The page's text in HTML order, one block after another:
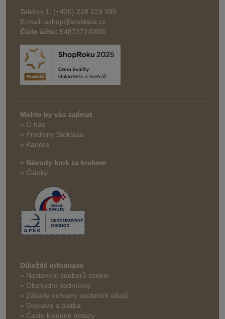
Telefon 1: (+420) 228 229 395
E-mail: eshop@stoklasa.cz
Číslo účtu: 5487372/0800
Mohlo by vás zajímat
» O nás
» Prodejny Stoklasa
» Kariéra
» Návody krok za krokem
» Články
Důležité informace
» Nastavení souborů cookie
» Obchodní podmínky
» Zásady ochrany osobních údajů
» Doprava a platba
» Často kladené dotazy